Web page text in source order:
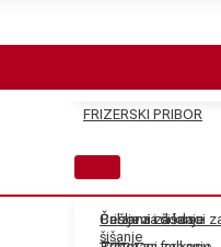
Češljevi i dodaci
šišanje
Balzami za kosu
FRIZERSKI PRIBOR
Pribor za šišanje